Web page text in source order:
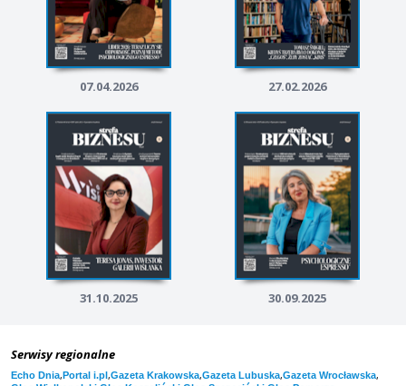
07.04.2026 27.02.2026
31.10.2025 30.09.2025
Serwisy regionalne
Echo Dnia,Portal i.pl,Gazeta Krakowska,Gazeta Lubuska,Gazeta Wrocławska,